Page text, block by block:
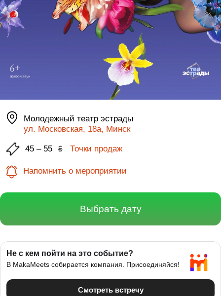
Молодежный театр эстрады
ул. Московская, 18а, Минск
45 – 55 ƃ Точки продаж
Напомнить о мероприятии
Выбрать дату